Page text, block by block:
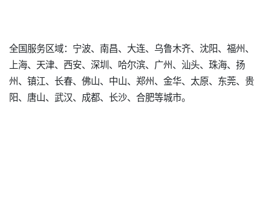
全国服务区域：宁波、南昌、大连、乌鲁木齐、沈阳、福州、
上海、天津、西安、深圳、哈尔滨、广州、汕头、珠海、扬
州、镇江、长春、佛山、中山、郑州、金华、太原、东莞、贵
阳、唐山、武汉、成都、长沙、合肥等城市。